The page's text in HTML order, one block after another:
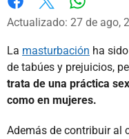
Facebook
X
Actualizado: 27 de ago,
La masturbación ha
de tabúes y prejuicios,
trata de una práctica
como en mujeres.
Además de contribuir al